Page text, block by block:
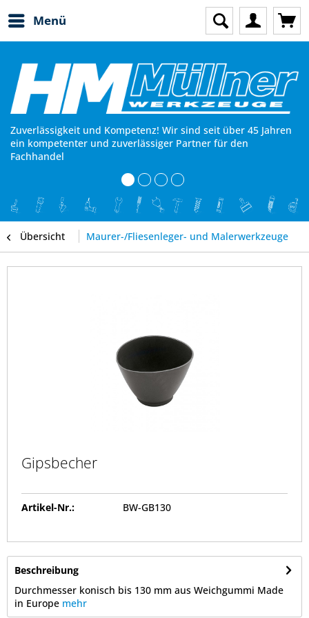
Menü
Zuverlässigkeit und Kompetenz! Wir sind seit über 45 Jahren
ein kompetenter und zuverlässiger Partner für den
Fachhandel
Übersicht Maurer-/Fliesenleger- und Malerwerkzeuge
Gipsbecher
Artikel-Nr.: BW-GB130
Beschreibung
Durchmesser konisch bis 130 mm aus Weichgummi Made
in Europe mehr